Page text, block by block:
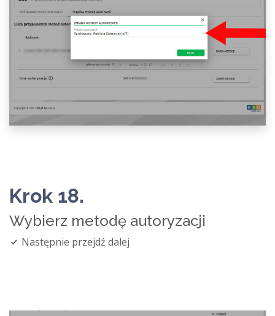
Krok 18.
Wybierz metodę autoryzacji
Następnie przejdź dalej